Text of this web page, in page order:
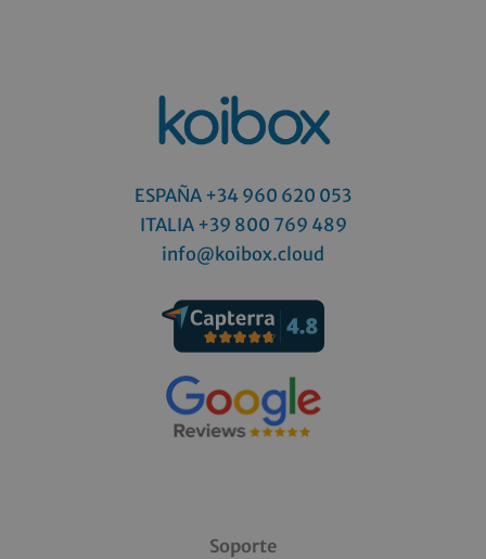
ESPAÑA +34 960 620 053
ITALIA +39 800 769 489
info@koibox.cloud
Soporte